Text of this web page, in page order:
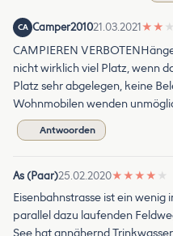
CA Camper201021.03.2021 ★ ★ ★
CAMPIEREN
nicht wirklich viel Platz, wenn
Platz sehr abgelegen, keine
Wohnmobilen wenden
Antwoorden
As (Paar)25.02.2020★ ★ ★ ★ ★
Eisenbahnstrasse ist ein wenig
parallel dazu laufenden
See hat annähernd